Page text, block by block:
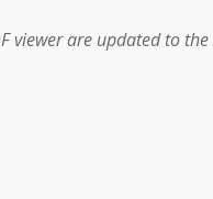
viewer are updated to the